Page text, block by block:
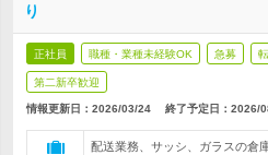
り
正社員 職種・業種未経験OK 急募
第二新卒歓迎
情報更新日：2026/03/24 終了予定日： 2026/
配送業務、サッシ、ガラスの倉